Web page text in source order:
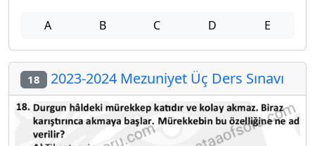
A B C D E
18 2023-2024 Mezuniyet Üç Ders Sınavı